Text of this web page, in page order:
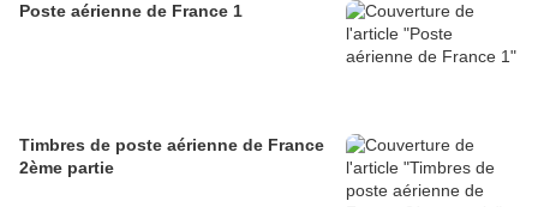
Poste aérienne de France 1
Timbres de poste aérienne de France
2ème partie